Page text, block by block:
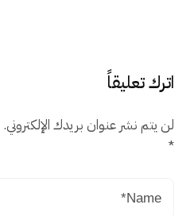
اترك تعليقاً
لن يتم نشر عنوان بريدك الإلكتروني.
*